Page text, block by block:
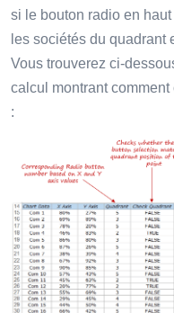
si le bouton radio en
les sociétés du quadrant
Vous trouverez ci-
calcul montrant
: